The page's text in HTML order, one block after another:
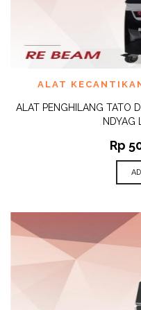
ALAT
ALAT PENGHILANG TATO
NDYAG
Rp